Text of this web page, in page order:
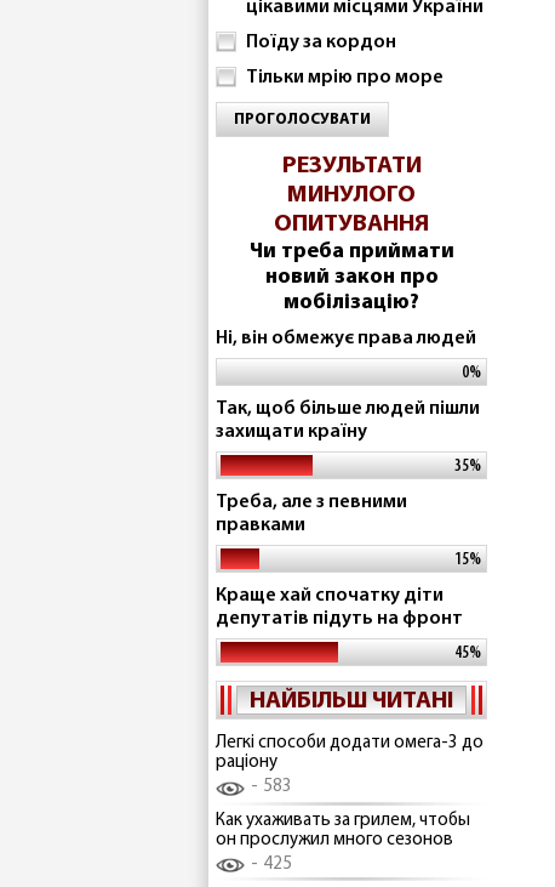
цікавими місцями України
Поїду за кордон
Тільки мрію про море
ПРОГОЛОСУВАТИ
РЕЗУЛЬТАТИ
МИНУЛОГО
ОПИТУВАННЯ
Чи треба приймати
новий закон про
мобілізацію?
Ні, він обмежує права людей
0%
Так, щоб більше людей пішли
захищати країну
35%
Треба, але з певними
правками
15%
Краще хай спочатку діти
депутатів підуть на фронт
45%
НАЙБІЛЬШ ЧИТАНІ
Легкі способи додати омега-3 до
раціону
583
Как ухаживать за грилем, чтобы
он прослужил много сезонов
425